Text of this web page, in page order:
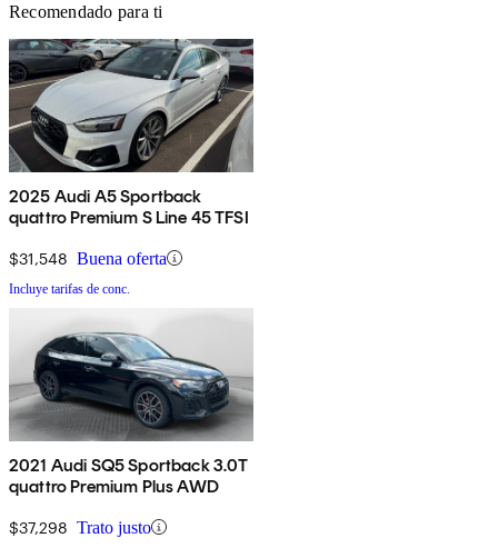
Recomendado para ti
2025 Audi A5 Sportback
quattro Premium S Line 45 TFSI
$31,548 Buena oferta
Incluye tarifas de conc.
2021 Audi SQ5 Sportback 3.0T
quattro Premium Plus AWD
$37,298 Trato justo